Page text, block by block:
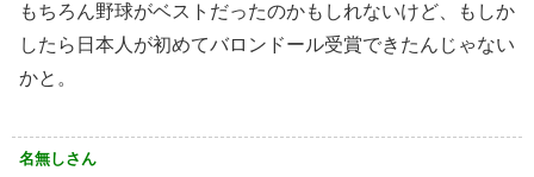
もちろん野球がベストだったのかもしれないけど、もしか
したら日本人が初めてバロンドール受賞できたんじゃない
かと。
名無しさん